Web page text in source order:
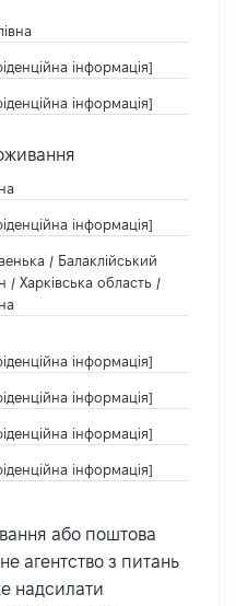
інформація]
інформація]
інформація]
/ Балаклійський
/ Харківська область /
інформація]
інформація]
інформація]
інформація]
або поштова
агентство з питань
надсилати